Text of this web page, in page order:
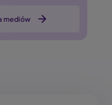
mediów